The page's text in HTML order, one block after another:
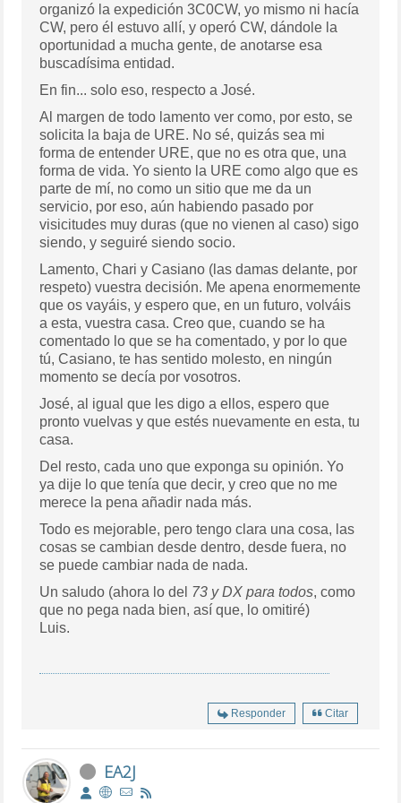
organizó la expedición 3C0CW, yo mismo ni hacía
CW, pero él estuvo allí, y operó CW, dándole la
oportunidad a mucha gente, de anotarse esa
buscadísima entidad.
En fin... solo eso, respecto a José.
Al margen de todo lamento ver como, por esto, se
solicita la baja de URE. No sé, quizás sea mi
forma de entender URE, que no es otra que, una
forma de vida. Yo siento la URE como algo que es
parte de mí, no como un sitio que me da un
servicio, por eso, aún habiendo pasado por
visicitudes muy duras (que no vienen al caso) sigo
siendo, y seguiré siendo socio.
Lamento, Chari y Casiano (las damas delante, por
respeto) vuestra decisión. Me apena enormemente
que os vayáis, y espero que, en un futuro, volváis
a esta, vuestra casa. Creo que, cuando se ha
comentado lo que se ha comentado, y por lo que
tú, Casiano, te has sentido molesto, en ningún
momento se decía por vosotros.
José, al igual que les digo a ellos, espero que
pronto vuelvas y que estés nuevamente en esta, tu
casa.
Del resto, cada uno que exponga su opinión. Yo
ya dije lo que tenía que decir, y creo que no me
merece la pena añadir nada más.
Todo es mejorable, pero tengo clara una cosa, las
cosas se cambian desde dentro, desde fuera, no
se puede cambiar nada de nada.
Un saludo (ahora lo del 73 y DX para todos, como
que no pega nada bien, así que, lo omitiré)
Luis.
Responder Citar
EA2J